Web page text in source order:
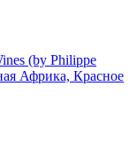
(by Philippe
Африка, Красное